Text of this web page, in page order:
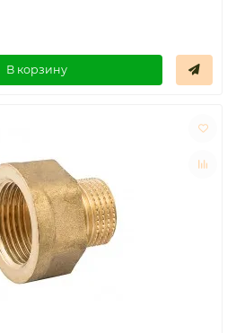
В корзину